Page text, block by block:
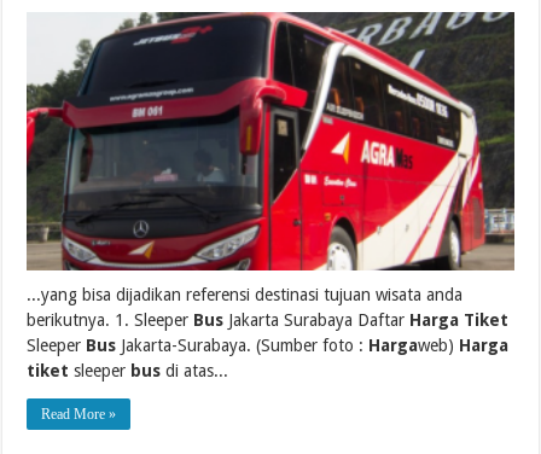
...yang bisa dijadikan referensi destinasi tujuan wisata anda
berikutnya. 1. Sleeper Bus Jakarta Surabaya Daftar Harga Tiket
Sleeper Bus Jakarta-Surabaya. (Sumber foto : Hargaweb) Harga
tiket sleeper bus di atas...
Read More »